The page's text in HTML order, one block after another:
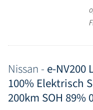
Nissan - e-NV200
100% Elektrisch
200km SOH 89%